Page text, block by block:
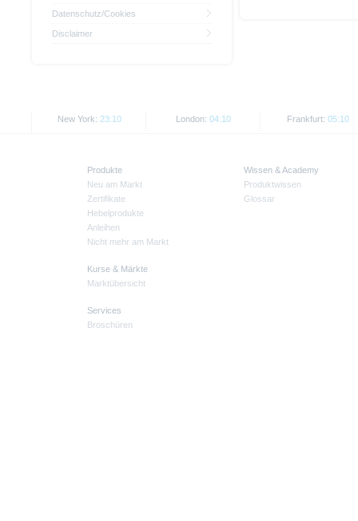
Datenschutz/Cookies
Disclaimer
New York: 23:10 London: 04:10 Frankfurt: 05:10
Produkte
Neu am Markt
Zertifikate
Hebelprodukte
Anleihen
Nicht mehr am Markt
Kurse & Märkte
Marktübersicht
Services
Broschüren
Wissen & Academy
Produktwissen
Glossar